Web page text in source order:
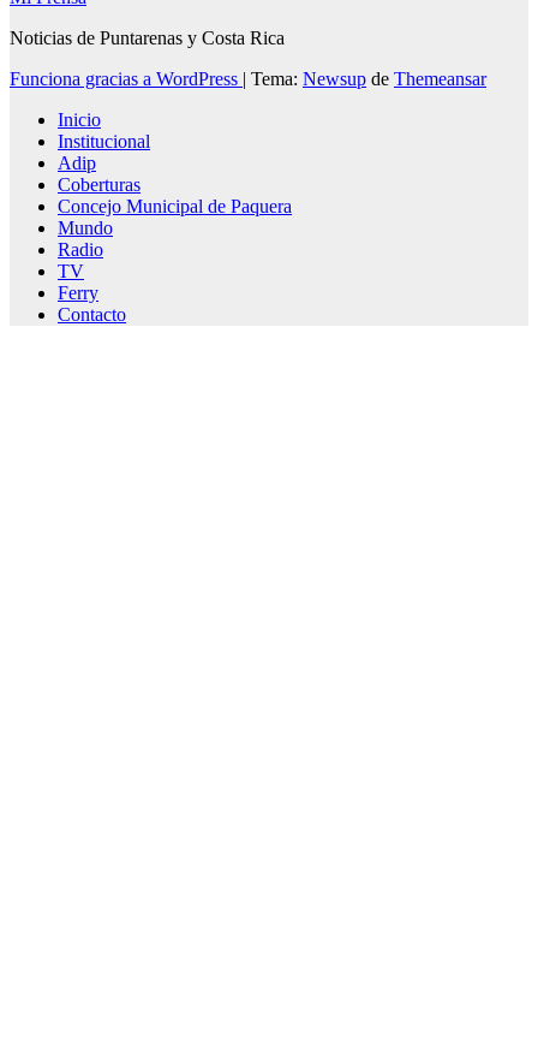
Noticias de Puntarenas y Costa Rica
Funciona gracias a WordPress | Tema: Newsup de Themeansar
Inicio
Institucional
Adip
Coberturas
Concejo Municipal de Paquera
Mundo
Radio
TV
Ferry
Contacto